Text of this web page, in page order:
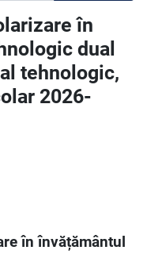
în
dual
tehnologic,
2026-
în învățământul